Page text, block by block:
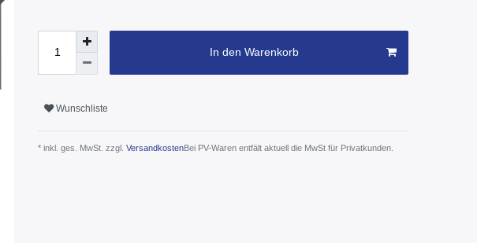
In den Warenkorb
Wunschliste
* inkl. ges. MwSt. zzgl. VersandkostenBei PV-Waren entfält aktuell die MwSt für Privatkunden.